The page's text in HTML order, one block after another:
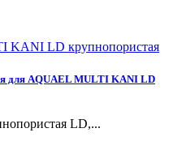
для AQUAEL MULTI KANI LD
LD,...